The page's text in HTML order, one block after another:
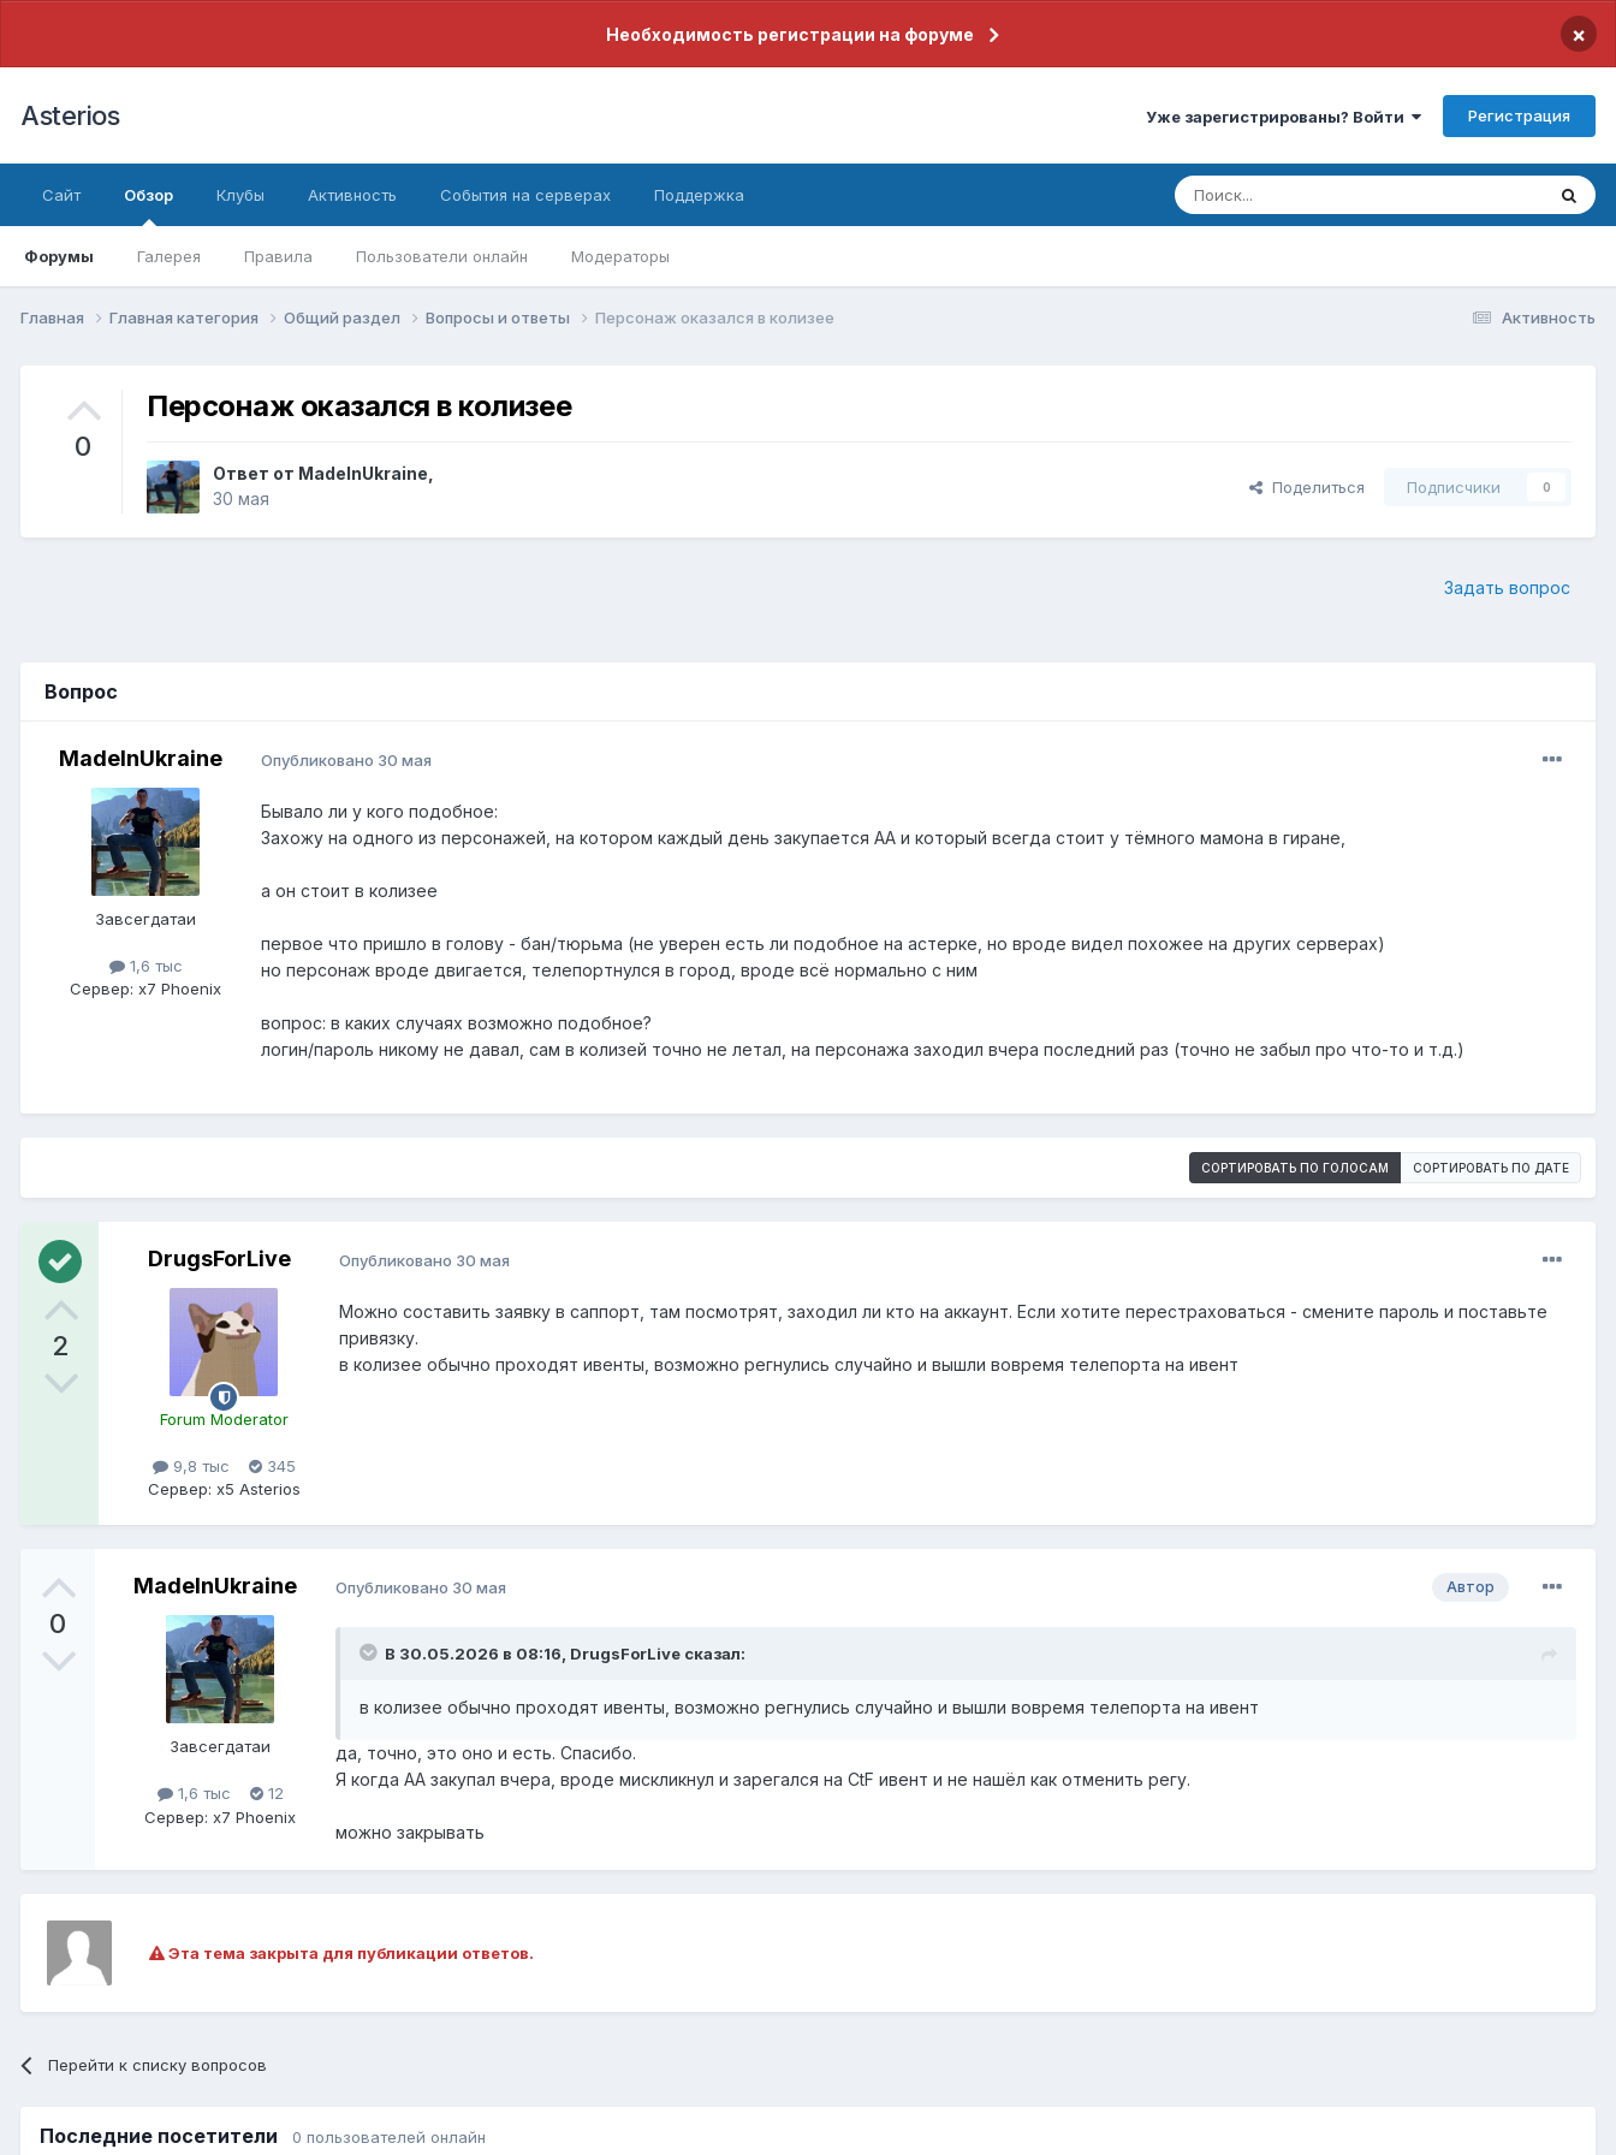
Необходимость регистрации на форуме ×
Asterios Уже зарегистрированы? Войти Регистрация
Сайт Обзор
Форумы Галерея Правила Пользователи онлайн Модераторы
Клубы Активность События на серверах Поддержка
Активность
Главная Главная категория Общий раздел Вопросы и ответы Персонаж оказался в колизее
0
Персонаж оказался в колизее
Ответ от MadeInUkraine
30 мая
Поделиться Подписчики 0
Задать вопрос
Вопрос
MadeInUkraine
Завсегдатаи
1,6 тыс
Сервер: x7 Phoenix
Опубликовано 30 мая
Бывало ли у кого подобное:
Захожу на одного из персонажей, на котором каждый день закупается АА и который всегда стоит у тёмного мамона в гиране,
а он стоит в колизее
первое что пришло в голову - бан/тюрьма (не уверен есть ли подобное на астерке, но вроде видел похожее на других серверах)
но персонаж вроде двигается, телепортнулся в город, вроде всё нормально с ним
вопрос: в каких случаях возможно подобное?
логин/пароль никому не давал, сам в колизей точно не летал, на персонажа заходил вчера последний раз (точно не забыл про что-то и т.д.)
СОРТИРОВАТЬ ПО ГОЛОСАМ СОРТИРОВАТЬ ПО ДАТЕ
2
DrugsForLive
Forum Moderator
9,8 тыс
345
Сервер: x5 Asterios
Опубликовано 30 мая
Можно составить заявку в саппорт, там посмотрят, заходил ли кто на аккаунт. Если хотите перестраховаться - смените пароль и поставьте
привязку.
в колизее обычно проходят ивенты, возможно регнулись случайно и вышли вовремя телепорта на ивент
0
MadeInUkraine
Завсегдатаи
1,6 тыс
12
Сервер: x7 Phoenix
Автор
Опубликовано 30 мая
В 30.05.2026 в 08:16, DrugsForLive сказал:
в колизее обычно проходят ивенты, возможно регнулись случайно и вышли вовремя телепорта на ивент
да, точно, это оно и есть. Спасибо.
Я когда АА закупал вчера, вроде мискликнул и зарегался на СtF ивент и не нашёл как отменить регу.
можно закрывать
Эта тема закрыта для публикации ответов.
Перейти к списку вопросов
Последние посетители 0 пользователей онлайн